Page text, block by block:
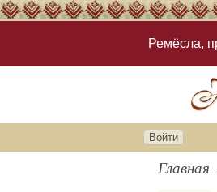
Ремёсла,
Войти
Главная